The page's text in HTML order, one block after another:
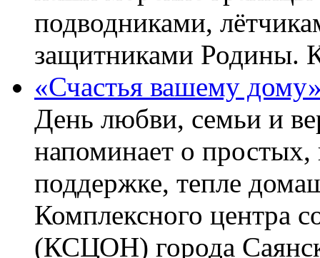
подводниками,
защитниками Родины.
«Счастья вашему
День любви, семьи и
напоминает о
поддержке, тепле
Комплексного центра
(КСЦОН) города